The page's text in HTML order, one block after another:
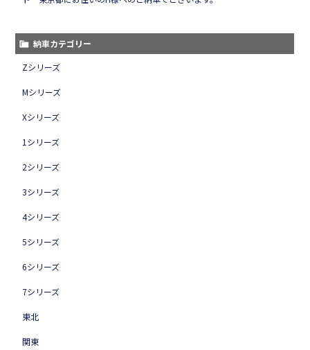
納車カテゴリー
Zシリーズ
Mシリーズ
Xシリーズ
1シリーズ
2シリーズ
3シリーズ
4シリーズ
5シリーズ
6シリーズ
7シリーズ
東北
関東